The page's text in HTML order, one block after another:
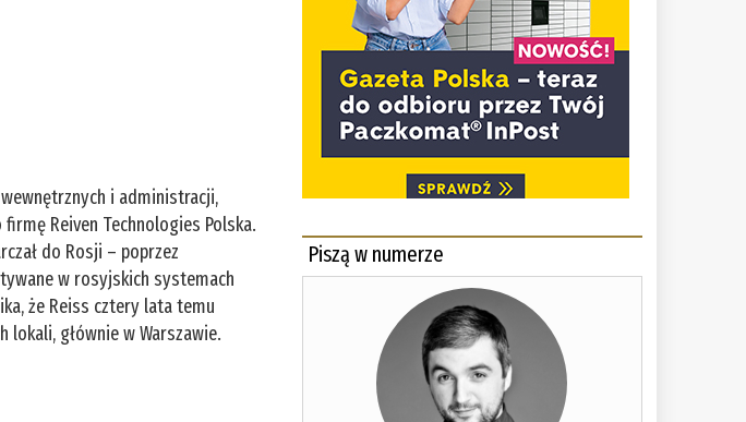
i administracji,
Reiven Technologies Polska.
do Rosji – poprzez
w rosyjskich systemach
że Reiss cztery lata temu
lokali, głównie w Warszawie.
Piszą w numerze